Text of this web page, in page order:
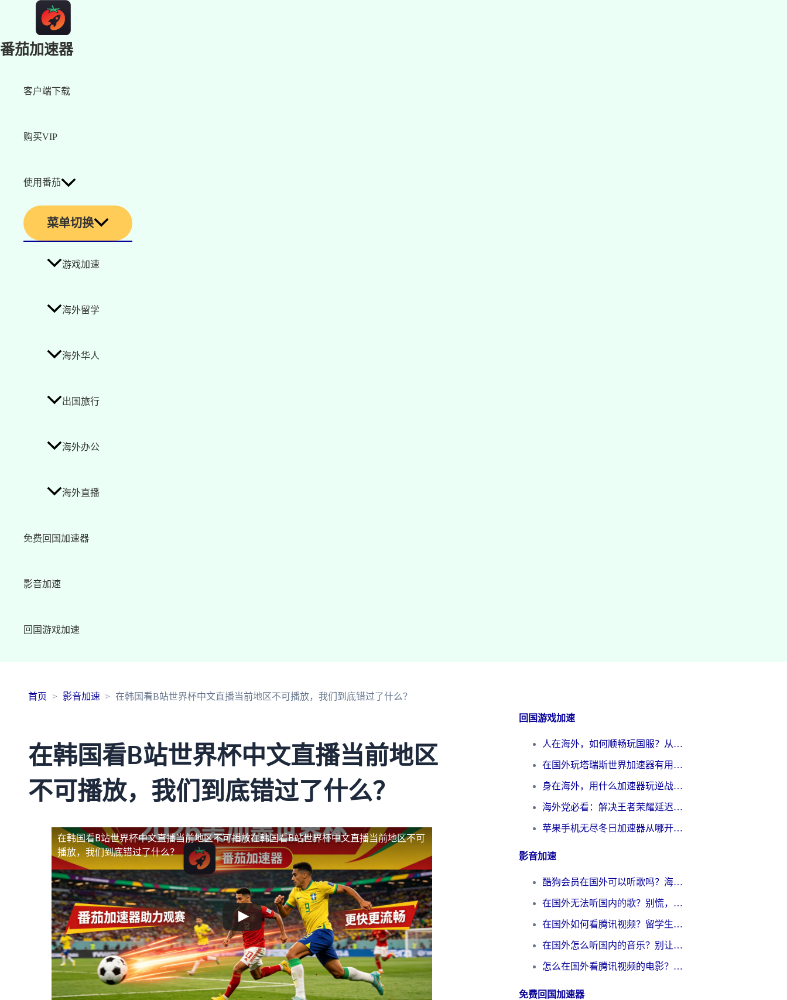
番茄加速器
客户端下载
购买VIP
使用番茄
菜单切换
游戏加速
海外留学
海外华人
出国旅行
海外办公
海外直播
免费回国加速器
影音加速
回国游戏加速
首页 影音加速 在韩国看B站世界杯中文直播当前地区不可播放，我们到底错过了什么？
在韩国看B站世界杯中文直播当前地区
不可播放，我们到底错过了什么？
在韩国看B站世界杯中文直播当前地区不可播放在韩国看B站世界杯中文直播当前地区不可
播放，我们到底错过了什么？
回国游戏加速
人在海外，如何顺畅玩国服？从《王者荣耀》到《云图计划》的加速器终极指南
在国外玩塔瑞斯世界加速器有用吗？海外玩家亲测后的真实答案
身在海外，用什么加速器玩逆战才能告别延迟？
海外党必看：解决王者荣耀延迟的加速器终极指南——从EVE到猫和老鼠，一个工具全搞定
苹果手机无尽冬日加速器从哪开启？海外玩家的冬日生存指南
影音加速
酷狗会员在国外可以听歌吗？海外党亲测有效：3步解决音乐权限难题
在国外无法听国内的歌？别慌，这样操作就能畅听QQ音乐（附亲测加速器推荐）
在国外如何看腾讯视频？留学生亲测有效的回国加速方案
在国外怎么听国内的音乐？别让版权限制断了你的华语歌单
怎么在国外看腾讯视频的电影？海外党亲测有效的回国加速指南
免费回国加速器